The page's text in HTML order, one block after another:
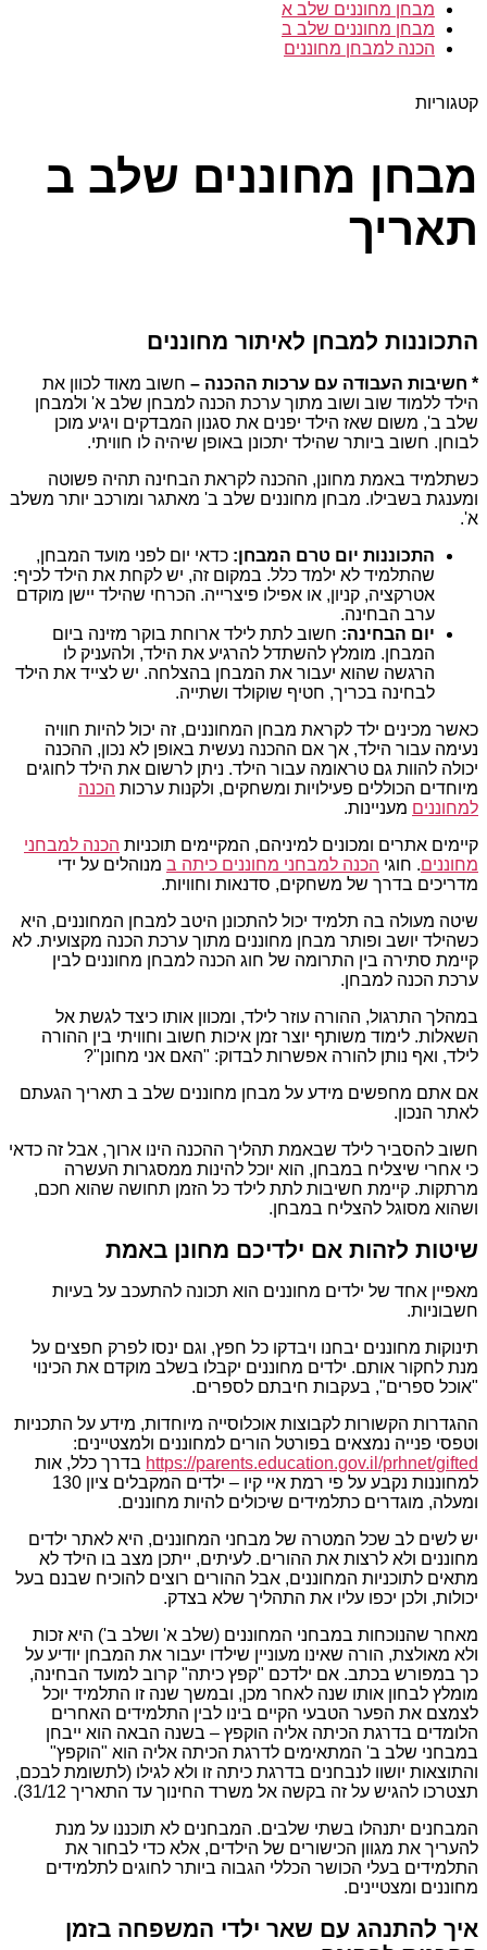
מבחן מחוננים שלב א
מבחן מחוננים שלב ב
הכנה למבחן מחוננים
קטגוריות
מבחן מחוננים שלב ב
תאריך
התכוננות למבחן לאיתור מחוננים
* חשיבות העבודה עם ערכות ההכנה – חשוב מאוד לכוון את
הילד ללמוד שוב ושוב מתוך ערכת הכנה למבחן שלב א' ולמבחן
שלב ב', משום שאז הילד יפנים את סגנון המבדקים ויגיע מוכן
לבוחן. חשוב ביותר שהילד יתכונן באופן שיהיה לו חוויתי.
כשתלמיד באמת מחונן, ההכנה לקראת הבחינה תהיה פשוטה
ומענגת בשבילו. מבחן מחוננים שלב ב' מאתגר ומורכב יותר משלב
א'.
התכוננות יום טרם המבחן: כדאי יום לפני מועד המבחן,
שהתלמיד לא ילמד כלל. במקום זה, יש לקחת את הילד לכיף:
אטרקציה, קניון, או אפילו פיצרייה. הכרחי שהילד יישן מוקדם
ערב הבחינה.
יום הבחינה: חשוב לתת לילד ארוחת בוקר מזינה ביום
המבחן. מומלץ להשתדל להרגיע את הילד, ולהעניק לו
הרגשה שהוא יעבור את המבחן בהצלחה. יש לצייד את הילד
לבחינה בכריך, חטיף שוקולד ושתייה.
כאשר מכינים ילד לקראת מבחן המחוננים, זה יכול להיות חוויה
נעימה עבור הילד, אך אם ההכנה נעשית באופן לא נכון, ההכנה
יכולה להוות גם טראומה עבור הילד. ניתן לרשום את הילד לחוגים
מיוחדים הכוללים פעילויות ומשחקים, ולקנות ערכות הכנה
למחוננים מעניינות.
קיימים אתרים ומכונים למיניהם, המקיימים תוכניות הכנה למבחני
מחוננים. חוגי הכנה למבחני מחוננים כיתה ב מנוהלים על ידי
מדריכים בדרך של משחקים, סדנאות וחוויות.
שיטה מעולה בה תלמיד יכול להתכונן היטב למבחן המחוננים, היא
כשהילד יושב ופותר מבחן מחוננים מתוך ערכת הכנה מקצועית. לא
קיימת סתירה בין התרומה של חוג הכנה למבחן מחוננים לבין
ערכת הכנה למבחן.
במהלך התרגול, ההורה עוזר לילד, ומכוון אותו כיצד לגשת אל
השאלות. לימוד משותף יוצר זמן איכות חשוב וחוויתי בין ההורה
לילד, ואף נותן להורה אפשרות לבדוק: "האם אני מחונן"?
אם אתם מחפשים מידע על מבחן מחוננים שלב ב תאריך הגעתם
לאתר הנכון.
חשוב להסביר לילד שבאמת תהליך ההכנה הינו ארוך, אבל זה כדאי
כי אחרי שיצליח במבחן, הוא יוכל להינות ממסגרות העשרה
מרתקות. קיימת חשיבות לתת לילד כל הזמן תחושה שהוא חכם,
ושהוא מסוגל להצליח במבחן.
שיטות לזהות אם ילדיכם מחונן באמת
מאפיין אחד של ילדים מחוננים הוא תכונה להתעכב על בעיות
חשבוניות.
תינוקות מחוננים יבחנו ויבדקו כל חפץ, וגם ינסו לפרק חפצים על
מנת לחקור אותם. ילדים מחוננים יקבלו בשלב מוקדם את הכינוי
"אוכל ספרים", בעקבות חיבתם לספרים.
ההגדרות הקשורות לקבוצות אוכלוסייה מיוחדות, מידע על התכניות
וטפסי פנייה נמצאים בפורטל הורים למחוננים ולמצטיינים:
https://parents.education.gov.il/prhnet/gifted בדרך כלל, אות
למחוננות נקבע על פי רמת איי קיו – ילדים המקבלים ציון 130
ומעלה, מוגדרים כתלמידים שיכולים להיות מחוננים.
יש לשים לב שכל המטרה של מבחני המחוננים, היא לאתר ילדים
מחוננים ולא לרצות את ההורים. לעיתים, ייתכן מצב בו הילד לא
מתאים לתוכניות המחוננים, אבל ההורים רוצים להוכיח שבנם בעל
יכולות, ולכן יכפו עליו את התהליך שלא בצדק.
מאחר שהנוכחות במבחני המחוננים (שלב א' ושלב ב') היא זכות
ולא מאולצת, הורה שאינו מעוניין שילדו יעבור את המבחן יודיע על
כך במפורש בכתב. אם ילדכם "קפץ כיתה" קרוב למועד הבחינה,
מומלץ לבחון אותו שנה לאחר מכן, ובמשך שנה זו התלמיד יוכל
לצמצם את הפער הטבעי הקיים בינו לבין התלמידים האחרים
הלומדים בדרגת הכיתה אליה הוקפץ – בשנה הבאה הוא ייבחן
במבחני שלב ב' המתאימים לדרגת הכיתה אליה הוא "הוקפץ"
והתוצאות יושוו לנבחנים בדרגת כיתה זו ולא לגילו (לתשומת לבכם,
תצטרכו להגיש על זה בקשה אל משרד החינוך עד התאריך 31/12).
המבחנים יתנהלו בשתי שלבים. המבחנים לא תוכננו על מנת
להעריך את מגוון הכישורים של הילדים, אלא כדי לבחור את
התלמידים בעלי הכושר הכללי הגבוה ביותר לחוגים לתלמידים
מחוננים ומצטיינים.
איך להתנהג עם שאר ילדי המשפחה בזמן